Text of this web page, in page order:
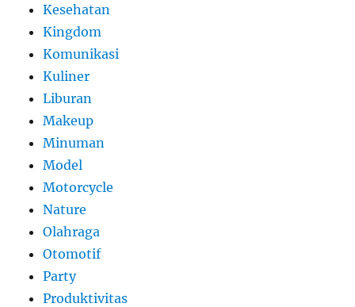
Kesehatan
Kingdom
Komunikasi
Kuliner
Liburan
Makeup
Minuman
Model
Motorcycle
Nature
Olahraga
Otomotif
Party
Produktivitas